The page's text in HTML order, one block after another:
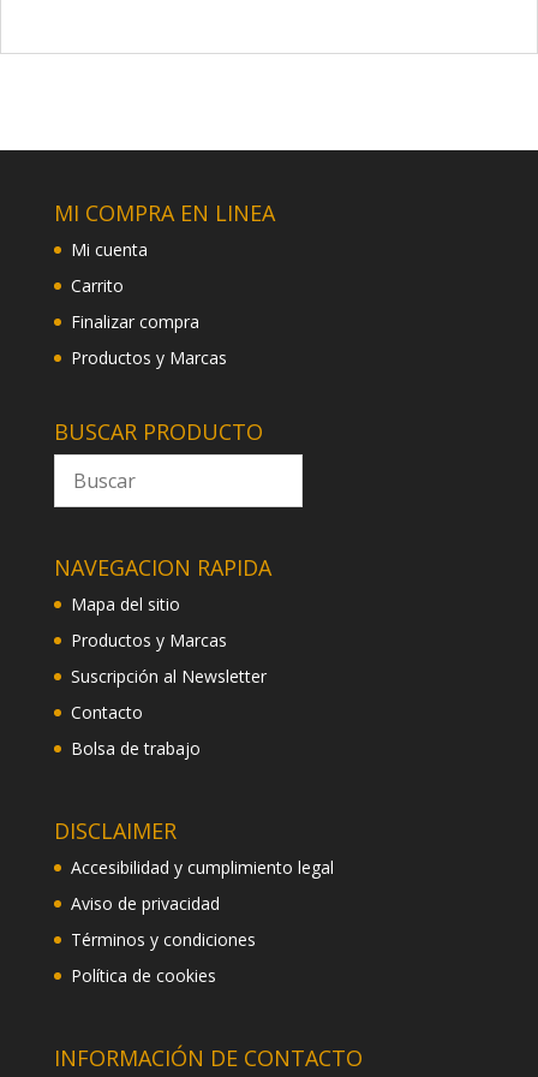
MI COMPRA EN LINEA
Mi cuenta
Carrito
Finalizar compra
Productos y Marcas
BUSCAR PRODUCTO
NAVEGACION RAPIDA
Mapa del sitio
Productos y Marcas
Suscripción al Newsletter
Contacto
Bolsa de trabajo
DISCLAIMER
Accesibilidad y cumplimiento legal
Aviso de privacidad
Términos y condiciones
Política de cookies
INFORMACIÓN DE CONTACTO